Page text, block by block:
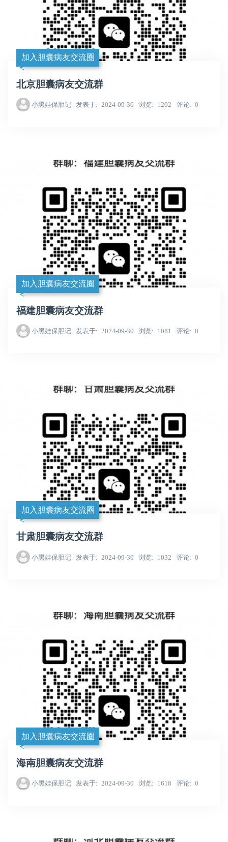
加入胆囊病友交流圈
北京胆囊病友交流群
小黑娃保胆记 发表于 2024-09-30 浏览 1202 评论 0
加入胆囊病友交流圈
福建胆囊病友交流群
小黑娃保胆记 发表于 2024-09-30 浏览 1081 评论 0
加入胆囊病友交流圈
甘肃胆囊病友交流群
小黑娃保胆记 发表于 2024-09-30 浏览 1032 评论 0
加入胆囊病友交流圈
海南胆囊病友交流群
小黑娃保胆记 发表于 2024-09-30 浏览 1618 评论 0